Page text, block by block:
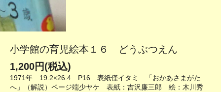
小学館の育児絵本１６ どうぶつえん
1,200円(税込)
1971年 19.2×26.4 P16 表紙僅イタミ 「おかあさまがた
へ」（解説）ページ端少ヤケ 表紙：吉沢廉三郎 絵：木川秀